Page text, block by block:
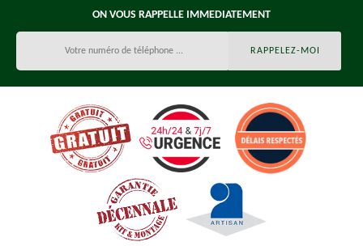
ON VOUS RAPPELLE IMMEDIATEMENT